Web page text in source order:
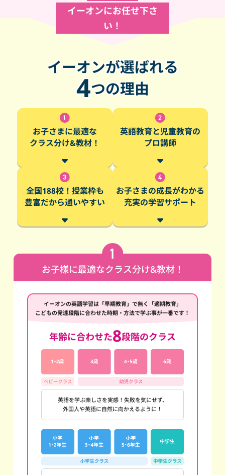
イーオンにお任せ下さ
い！
イーオンが選ばれる
4つの理由
お子さまに最適な
クラス分け&教材！
英語教育と児童教育の
プロ講師
全国188校！授業枠も
豊富だから通いやすい
お子さまの成長がわかる
充実の学習サポート
お子様に最適なクラス分け&教材！
イーオンの英語学習は「早期教育」で無く「適期教育」
こどもの発達段階に合わせた時期・方法で学ぶ事が一番です！
年齢に合わせた8段階のクラス
英語を学ぶ楽しさを実感！失敗を気にせず、
外国人や英語に自然に向かえるように！